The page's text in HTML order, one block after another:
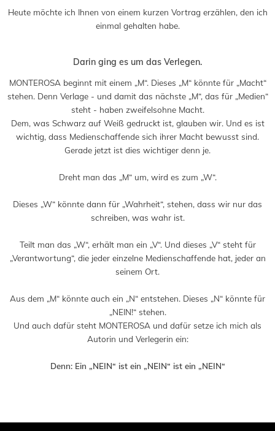
Heute möchte ich Ihnen von einem kurzen Vortrag erzählen, den ich
einmal gehalten habe.
Darin ging es um das Verlegen.
MONTEROSA beginnt mit einem „M“. Dieses „M“ könnte für „Macht“
stehen. Denn Verlage - und damit das nächste „M“, das für „Medien“
steht - haben zweifelsohne Macht.
Dem, was Schwarz auf Weiß gedruckt ist, glauben wir. Und es ist
wichtig, dass Medienschaffende sich ihrer Macht bewusst sind.
Gerade jetzt ist dies wichtiger denn je.
Dreht man das „M“ um, wird es zum „W“.
Dieses „W“ könnte dann für „Wahrheit“, stehen, dass wir nur das
schreiben, was wahr ist.
Teilt man das „W“, erhält man ein „V“. Und dieses „V“ steht für
„Verantwortung“, die jeder einzelne Medienschaffende hat, jeder an
seinem Ort.
Aus dem „M“ könnte auch ein „N“ entstehen. Dieses „N“ könnte für
„NEIN!“ stehen.
Und auch dafür steht MONTEROSA und dafür setze ich mich als
Autorin und Verlegerin ein:
Denn: Ein „NEIN“ ist ein „NEIN“ ist ein „NEIN“